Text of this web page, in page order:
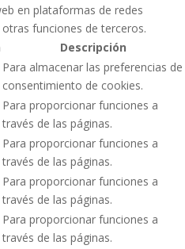
en plataformas de redes
funciones de terceros.
Descripción
Para almacenar las preferencias de
consentimiento de cookies.
Para proporcionar funciones a
través de las páginas.
Para proporcionar funciones a
través de las páginas.
Para proporcionar funciones a
través de las páginas.
Para proporcionar funciones a
través de las páginas.